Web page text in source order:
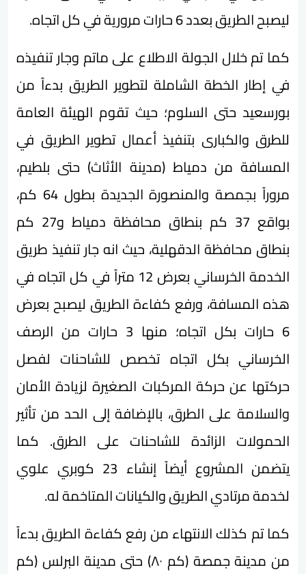
ليصبح الطريق بعدد 6 حارات مرورية في كل اتجاه.
كما تم خلال الجولة الاطلاع على ماتم وجار تنفيذه
في إطار الخطة الشاملة لتطوير الطريق بدءاً من
بورسعيد حتى السلوم؛ حيث تقوم الهيئة العامة
للطرق والكبارى بتنفيذ أعمال تطوير الطريق في
المسافة من دمياط (مدينة الأثاث) حتى بلطيم،
مروراً بجمصة والمنصورة الجديدة بطول 64 كم،
بواقع 37 كم بنطاق محافظة دمياط و27 كم
بنطاق محافظة الدقهلية، حيث انه جار تنفيذ طريق
الخدمة الخرساني بعرض 12 متراً في كل اتجاه في
هذه المسافة، ورفع كفاءة الطريق ليصبح بعرض
6 حارات بكل اتجاه؛ منها 3 حارات من الرصف
الخرساني بكل اتجاه تخصص للشاحنات لفصل
حركتها عن حركة المركبات الصغيرة لزيادة الأمان
والسلامة على الطرق، بالإضافة إلى الحد من تأثير
الحمولات الزائدة للشاحنات على الطرق. كما
يتضمن المشروع أيضاً إنشاء 23 كوبري علوي
لخدمة مرتادي الطريق والكيانات المتاخمة له.
كما تم كذلك الانتهاء من رفع كفاءة الطريق بدءاً
من مدينة جمصة (كم ٨٠) حتى مدينة البرلس (كم